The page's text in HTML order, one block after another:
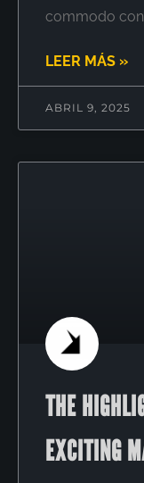
commodo
LEER MÁS »
ABRIL 9, 2025
THE
EXCITING